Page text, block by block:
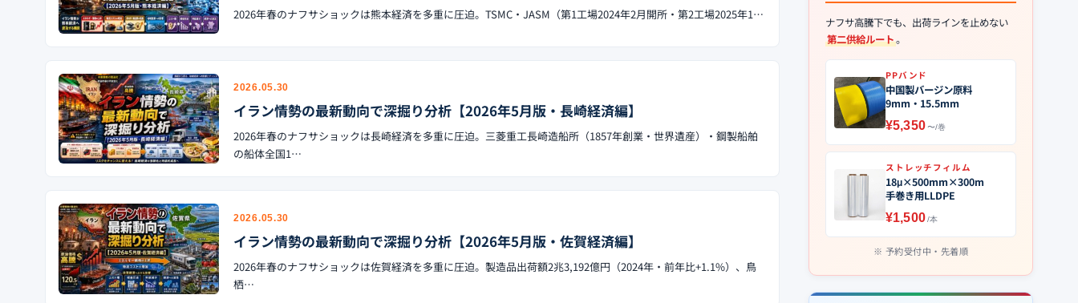
2026年春のナフサショックは熊本経済を多重に圧迫。TSMC・JASM（第1工場2024年2月開所・第2工場2025年1…
2026.05.30
イラン情勢の最新動向で深掘り分析【2026年5月版・長崎経済編】
2026年春のナフサショックは長崎経済を多重に圧迫。三菱重工長崎造船所（1857年創業・世界遺産）・鋼製船舶
の船体全国1…
2026.05.30
イラン情勢の最新動向で深掘り分析【2026年5月版・佐賀経済編】
2026年春のナフサショックは佐賀経済を多重に圧迫。製造品出荷額2兆3,192億円（2024年・前年比+1.1%）、鳥
栖…
ナフサ高騰下でも、出荷ラインを止めない
第二供給ルート。
PPバンド
中国製バージン原料
9mm・15.5mm
¥5,350〜/巻
ストレッチフィルム
18μ×500mm×300m
手巻き用LLDPE
¥1,500/本
予約受付中・先着順